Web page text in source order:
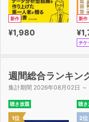
新作
¥1,980
新作
チケ
週間総合ランキン
集計期間 2026年08月02日
聴き放題
1位
聴き
2位